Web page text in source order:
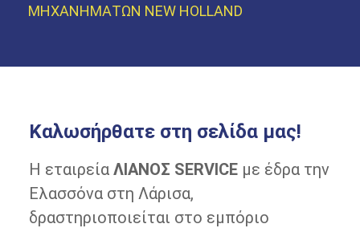
ΜΗΧΑΝΗΜΑΤΩΝ NEW HOLLAND
Καλωσήρθατε στη σελίδα μας!
H εταιρεία ΛΙΑΝΟΣ SERVICE με έδρα την
Ελασσόνα στη Λάρισα,
δραστηριοποιείται στο εμπόριο